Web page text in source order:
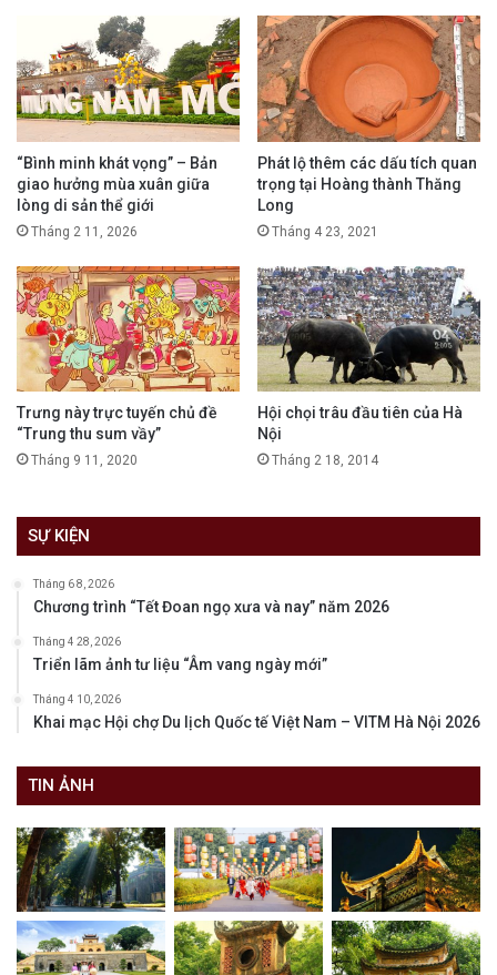
“Bình minh khát vọng” – Bản
giao hưởng mùa xuân giữa
lòng di sản thể giới
Tháng 2 11, 2026
Phát lộ thêm các dấu tích quan
trọng tại Hoàng thành Thăng
Long
Tháng 4 23, 2021
Trưng này trực tuyến chủ đề
“Trung thu sum vầy”
Tháng 9 11, 2020
Hội chọi trâu đầu tiên của Hà
Nội
Tháng 2 18, 2014
SỰ KIỆN
Tháng 6 8, 2026
Chương trình “Tết Đoan ngọ xưa và nay” năm 2026
Tháng 4 28, 2026
Triển lãm ảnh tư liệu “Âm vang ngày mới”
Tháng 4 10, 2026
Khai mạc Hội chợ Du lịch Quốc tế Việt Nam – VITM Hà Nội 2026
TIN ẢNH